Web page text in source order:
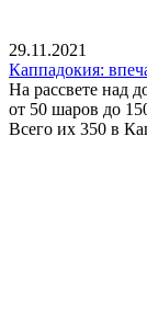
29.11.2021
Каппадокия:
На рассвете над
от 50 шаров до
Всего их 350 в